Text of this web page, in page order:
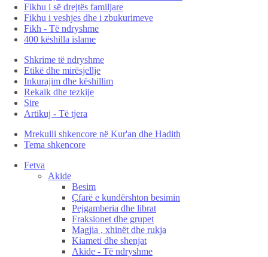
Fikhu i së drejtës familjare
Fikhu i veshjes dhe i zbukurimeve
Fikh - Të ndryshme
400 këshilla islame
Shkrime të ndryshme
Etikë dhe mirësjellje
Inkurajim dhe këshillim
Rekaik dhe tezkije
Sire
Artikuj - Të tjera
Mrekulli shkencore në Kur'an dhe Hadith
Tema shkencore
Fetva
Akide
Besim
Çfarë e kundërshton besimin
Pejgamberia dhe librat
Fraksionet dhe grupet
Magjia , xhinët dhe rukja
Kiameti dhe shenjat
Akide - Të ndryshme